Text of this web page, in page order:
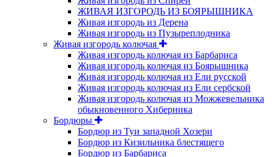
ЖИВАЯ ИЗГОРОДЬ ИЗ БОЯРЫШНИКА
Живая изгородь из Дерена
Живая изгородь из Пузыреплодника
Живая изгородь колючая
Живая изгородь колючая из Барбариса
Живая изгородь колючая из Боярышника
Живая изгородь колючая из Ели русской
Живая изгородь колючая из Ели сербской
Живая изгородь колючая из Можжевельника
обыкновенного Хиберника
Бордюры
Бордюр из Туи западной Хозери
Бордюр из Кизильника блестящего
Бордюр из Барбариса